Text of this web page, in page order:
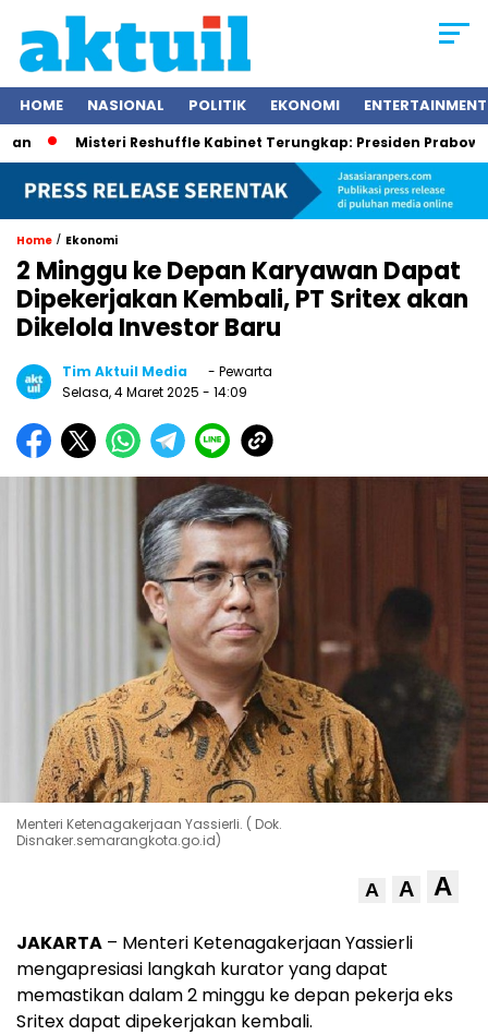
HOME NASIONAL POLITIK EKONOMI ENTERTAINMENT
Reshuffle Kabinet Terungkap: Presiden Prabowo Subianto
Home / Ekonomi
2 Minggu ke Depan Karyawan Dapat
Dipekerjakan Kembali, PT Sritex akan
Dikelola Investor Baru
Tim Aktuil Media
- Pewarta
Selasa, 4 Maret 2025 - 14:09
Menteri Ketenagakerjaan Yassierli. ( Dok.
Disnaker.semarangkota.go.id)
A A A
JAKARTA – Menteri Ketenagakerjaan Yassierli
mengapresiasi langkah kurator yang dapat
memastikan dalam 2 minggu ke depan pekerja eks
Sritex dapat dipekerjakan kembali.